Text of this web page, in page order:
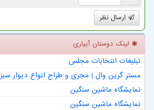
ارسال نظر
لینک دوستان آبیاری
تبلیغات انتخابات مجلس
مستر گرین وال | مجری و طراح انواع دیوار سبز
نمایشگاه ماشین سنگین
نمایشگاه ماشین سنگین